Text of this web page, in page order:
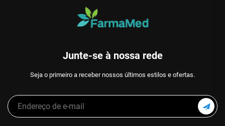
Junte-se à nossa rede
Seja o primeiro a receber nossos últimos estilos e ofertas.